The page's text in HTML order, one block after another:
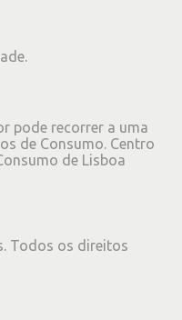
.
pode recorrer a uma
de Consumo. Centro
de Lisboa
Todos os direitos